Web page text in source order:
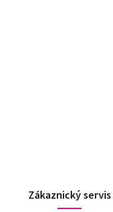
Zákaznický servis